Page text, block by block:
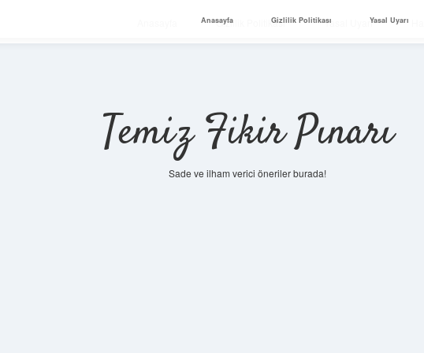
Gizlilik Politikası Yasal Uyarı
Temiz Fikir Pınarı
Sade ve ilham verici öneriler burada!
Anasayfa Gizlilik Politikası Yasal Uyarı